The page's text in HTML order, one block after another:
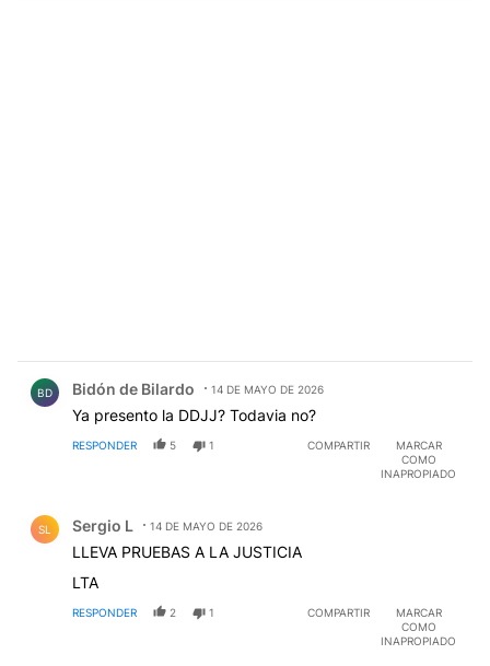
BD Bidón de Bilardo 14 DE MAYO DE 2026
Ya presento la DDJJ? Todavia no?
RESPONDER 5 1 COMPARTIR
MARCAR
COMO
INAPROPIADO
SL Sergio L 14 DE MAYO DE 2026
LLEVA PRUEBAS A LA JUSTICIA
LTA
RESPONDER 2 1 COMPARTIR
MARCAR
COMO
INAPROPIADO